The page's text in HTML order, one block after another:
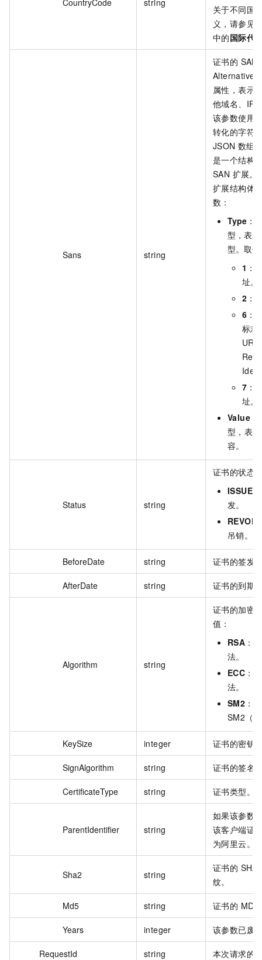
关于不同国
义，请参见
中的国际代
Sans string
证书的 SAN
Alternative
属性，表示
他域名、IP
该参数使用
转化的字符
JSON 数组
是一个结构
SAN 扩展。
扩展结构体
数：
Type ：
型，表
型。取
1 ：
址。
2 ：
6 ：
标志
URI
7 ：
址。
Value
型，表
容。
Status string
证书的状态
ISSUE
发。
吊销。
BeforeDate string 证书的签发
AfterDate string 证书的到期
Algorithm string
证书的加密
值：
RSA ：
法。
ECC ：
法。
SM2 ：
SM2（
KeySize integer 证书的密钥
SignAlgorithm string 证书的签名
CertificateType string 证书类型。
ParentIdentifier string
如果该参数
该客户端证
为阿里云。
Sha2 string
证书的
纹。
Md5 string 证书的 MD5
Years integer 该参数已废
RequestId string 本次请求的